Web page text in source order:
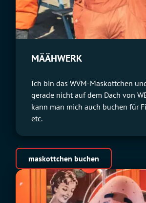
MÄÄHWERK
Ich bin das WVM-Maskottchen
gerade nicht auf dem Dach von
kann man mich auch buchen für
etc.
maskottchen buchen